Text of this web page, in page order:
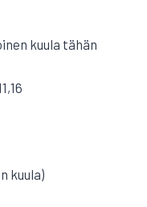
kuula tähän
kuula)